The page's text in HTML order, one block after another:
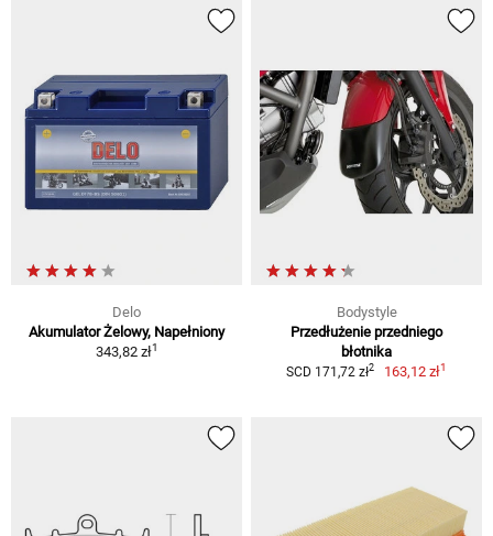
Delo
Akumulator Żelowy, Napełniony
343,82 zł1
Bodystyle
Przedłużenie przedniego
błotnika
SCD 171,72 zł2 163,12 zł1